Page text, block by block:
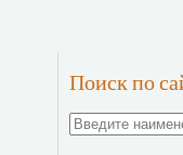
Поиск по